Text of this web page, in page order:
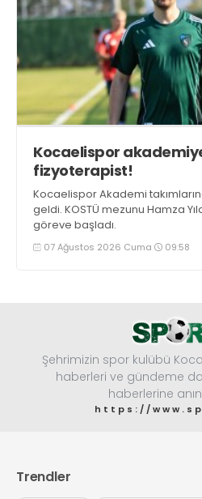
Kocaelispor
fizyoterapist!
Kocaelispor Akademi
geldi. KOSTÜ mezunu Hamza
göreve başladı.
07 Ağustos 2026 Cuma 09:58
Şehrimizin spor kulübü
haberleri ve gündeme
haberlerine
https://
Trendler